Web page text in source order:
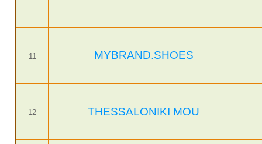
11 MYBRAND.SHOES
12 THESSALONIKI MOU